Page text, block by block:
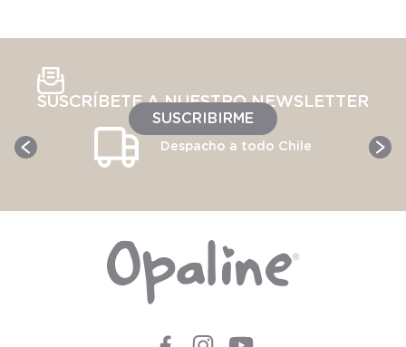
SUSCRÍBETE A NUESTRO NEWSLETTER
SUSCRIBIRME
Despacho a todo Chile